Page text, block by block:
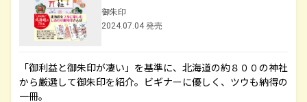
御朱印
2024.07.04 発売
「御利益と御朱印が凄い」を基準に、北海道の約８００の神社
から厳選して御朱印を紹介。ビギナーに優しく、ツウも納得の
一冊。